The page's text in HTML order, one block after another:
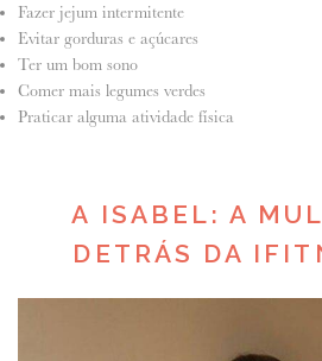
Fazer jejum intermitente
Evitar gorduras e açúcares
Ter um bom sono
Comer mais legumes verdes
Praticar alguma atividade física
A ISABEL: A
DETRÁS DA